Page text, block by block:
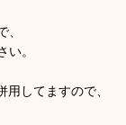
。
してますので、